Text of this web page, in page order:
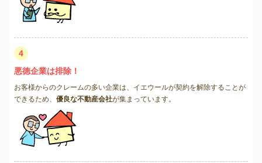
4
悪徳企業は排除！
お客様からのクレームの多い企業は、イエウールが契約を解除することが
できるため、 優良な不動産会社が集まっています。